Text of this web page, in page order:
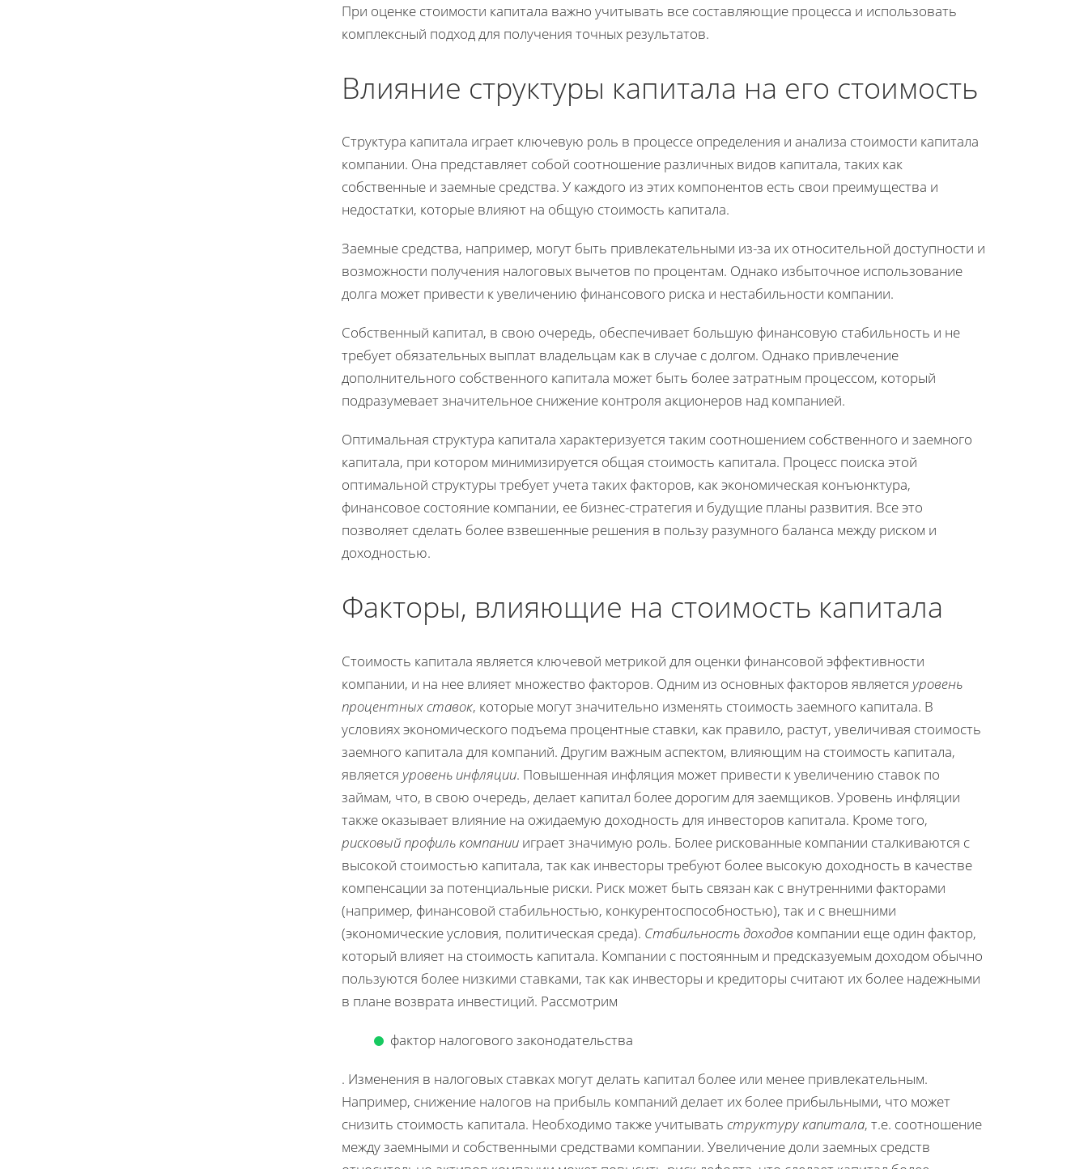
При оценке стоимости капитала важно учитывать все составляющие процесса и использовать
комплексный подход для получения точных результатов.
Влияние структуры капитала на его стоимость
Структура капитала играет ключевую роль в процессе определения и анализа стоимости капитала
компании. Она представляет собой соотношение различных видов капитала, таких как
собственные и заемные средства. У каждого из этих компонентов есть свои преимущества и
недостатки, которые влияют на общую стоимость капитала.
Заемные средства, например, могут быть привлекательными из-за их относительной доступности и
возможности получения налоговых вычетов по процентам. Однако избыточное использование
долга может привести к увеличению финансового риска и нестабильности компании.
Собственный капитал, в свою очередь, обеспечивает большую финансовую стабильность и не
требует обязательных выплат владельцам как в случае с долгом. Однако привлечение
дополнительного собственного капитала может быть более затратным процессом, который
подразумевает значительное снижение контроля акционеров над компанией.
Оптимальная структура капитала характеризуется таким соотношением собственного и заемного
капитала, при котором минимизируется общая стоимость капитала. Процесс поиска этой
оптимальной структуры требует учета таких факторов, как экономическая конъюнктура,
финансовое состояние компании, ее бизнес-стратегия и будущие планы развития. Все это
позволяет сделать более взвешенные решения в пользу разумного баланса между риском и
доходностью.
Факторы, влияющие на стоимость капитала
Стоимость капитала является ключевой метрикой для оценки финансовой эффективности
компании, и на нее влияет множество факторов. Одним из основных факторов является уровень
процентных ставок, которые могут значительно изменять стоимость заемного капитала. В
условиях экономического подъема процентные ставки, как правило, растут, увеличивая стоимость
заемного капитала для компаний. Другим важным аспектом, влияющим на стоимость капитала,
является уровень инфляции. Повышенная инфляция может привести к увеличению ставок по
займам, что, в свою очередь, делает капитал более дорогим для заемщиков. Уровень инфляции
также оказывает влияние на ожидаемую доходность для инвесторов капитала. Кроме того,
рисковый профиль компании играет значимую роль. Более рискованные компании сталкиваются с
высокой стоимостью капитала, так как инвесторы требуют более высокую доходность в качестве
компенсации за потенциальные риски. Риск может быть связан как с внутренними факторами
(например, финансовой стабильностью, конкурентоспособностью), так и с внешними
(экономические условия, политическая среда). Стабильность доходов компании еще один фактор,
который влияет на стоимость капитала. Компании с постоянным и предсказуемым доходом обычно
пользуются более низкими ставками, так как инвесторы и кредиторы считают их более надежными
в плане возврата инвестиций. Рассмотрим
фактор налогового законодательства
. Изменения в налоговых ставках могут делать капитал более или менее привлекательным.
Например, снижение налогов на прибыль компаний делает их более прибыльными, что может
снизить стоимость капитала. Необходимо также учитывать структуру капитала, т.е. соотношение
между заемными и собственными средствами компании. Увеличение доли заемных средств